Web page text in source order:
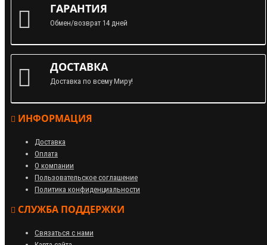
ГАРАНТИЯ
Обмен/возврат 14 дней
ДОСТАВКА
Доставка по всему Миру!
ИНФОРМАЦИЯ
Доставка
Оплата
О компании
Пользовательское соглашение
Политика конфиденциальности
СЛУЖБА ПОДДЕРЖКИ
Связаться с нами